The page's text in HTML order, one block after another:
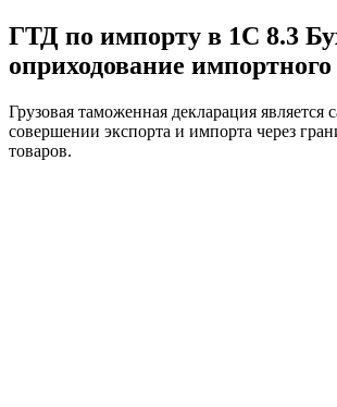
ГТД по импорту в 1С 8.3
оприходование импортного
Грузовая таможенная декларация
совершении экспорта и импорта через
товаров.